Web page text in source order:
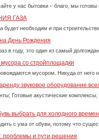
у нас бытовки – благо, мы
ГАЗА
будет необходим и при
День Рождения
в году, это один из самый
со стройплощадки
мусором. Никуда от
звуковое оборудование
Готовые акустические
выбрать для холодного
с ума от обуви, потому что
проблемы и пути решения